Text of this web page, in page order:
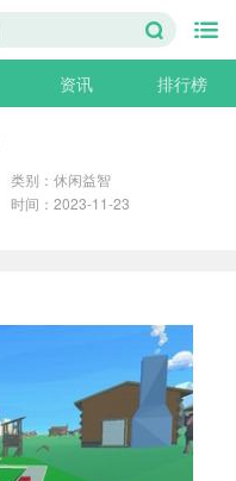
资讯 排行榜
类别：休闲益智
时间：2023-11-23